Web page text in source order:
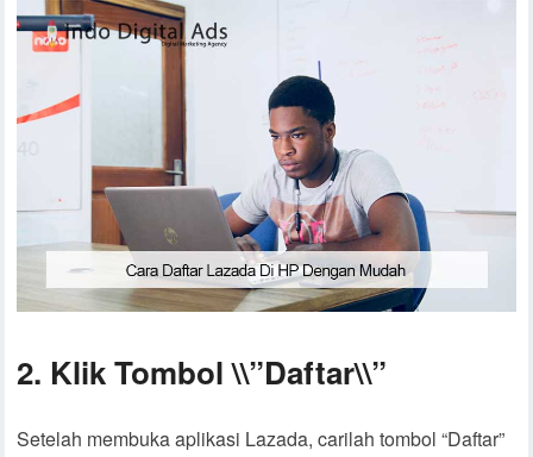
2. Klik Tombol \\”Daftar\\”
Setelah membuka aplikasi Lazada, carilah tombol “Daftar”